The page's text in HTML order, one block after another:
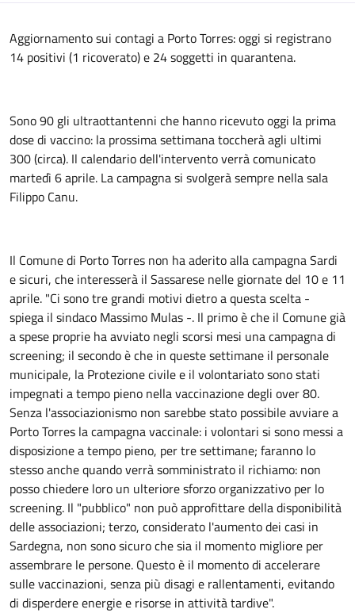
Aggiornamento sui contagi a Porto Torres: oggi si registrano
14 positivi (1 ricoverato) e 24 soggetti in quarantena.
Sono 90 gli ultraottantenni che hanno ricevuto oggi la prima
dose di vaccino: la prossima settimana toccherà agli ultimi
300 (circa). Il calendario dell'intervento verrà comunicato
martedì 6 aprile. La campagna si svolgerà sempre nella sala
Filippo Canu.
Il Comune di Porto Torres non ha aderito alla campagna Sardi
e sicuri, che interesserà il Sassarese nelle giornate del 10 e 11
aprile. "Ci sono tre grandi motivi dietro a questa scelta -
spiega il sindaco Massimo Mulas -. Il primo è che il Comune già
a spese proprie ha avviato negli scorsi mesi una campagna di
screening; il secondo è che in queste settimane il personale
municipale, la Protezione civile e il volontariato sono stati
impegnati a tempo pieno nella vaccinazione degli over 80.
Senza l'associazionismo non sarebbe stato possibile avviare a
Porto Torres la campagna vaccinale: i volontari si sono messi a
disposizione a tempo pieno, per tre settimane; faranno lo
stesso anche quando verrà somministrato il richiamo: non
posso chiedere loro un ulteriore sforzo organizzativo per lo
screening. Il "pubblico" non può approfittare della disponibilità
delle associazioni; terzo, considerato l'aumento dei casi in
Sardegna, non sono sicuro che sia il momento migliore per
assembrare le persone. Questo è il momento di accelerare
sulle vaccinazioni, senza più disagi e rallentamenti, evitando
di disperdere energie e risorse in attività tardive".